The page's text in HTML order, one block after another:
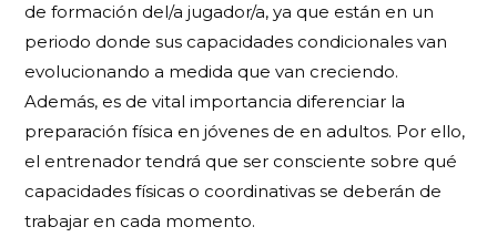
de formación del/a jugador/a, ya que están en un
periodo donde sus capacidades condicionales van
evolucionando a medida que van creciendo.
Además, es de vital importancia diferenciar la
preparación física en jóvenes de en adultos. Por ello,
el entrenador tendrá que ser consciente sobre qué
capacidades físicas o coordinativas se deberán de
trabajar en cada momento.